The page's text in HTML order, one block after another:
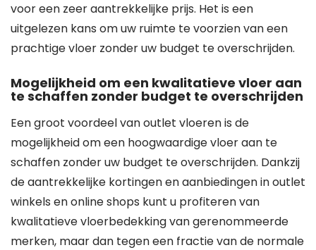
voor een zeer aantrekkelijke prijs. Het is een
uitgelezen kans om uw ruimte te voorzien van een
prachtige vloer zonder uw budget te overschrijden.
Mogelijkheid om een kwalitatieve vloer aan
te schaffen zonder budget te overschrijden
Een groot voordeel van outlet vloeren is de
mogelijkheid om een hoogwaardige vloer aan te
schaffen zonder uw budget te overschrijden. Dankzij
de aantrekkelijke kortingen en aanbiedingen in outlet
winkels en online shops kunt u profiteren van
kwalitatieve vloerbedekking van gerenommeerde
merken, maar dan tegen een fractie van de normale